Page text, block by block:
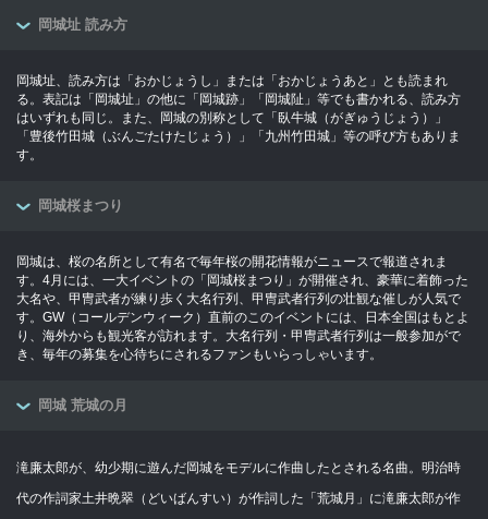
岡城址 読み方
岡城址、読み方は「おかじょうし」または「おかじょうあと」とも読まれ
る。表記は「岡城址」の他に「岡城跡」「岡城阯」等でも書かれる、読み方
はいずれも同じ。また、岡城の別称として「臥牛城（がぎゅうじょう）」
「豊後竹田城（ぶんごたけたじょう）」「九州竹田城」等の呼び方もありま
す。
岡城桜まつり
岡城は、桜の名所として有名で毎年桜の開花情報がニュースで報道されま
す。4月には、一大イベントの「岡城桜まつり」が開催され、豪華に着飾った
大名や、甲冑武者が練り歩く大名行列、甲冑武者行列の壮観な催しが人気で
す。GW（コールデンウィーク）直前のこのイベントには、日本全国はもとよ
り、海外からも観光客が訪れます。大名行列・甲冑武者行列は一般参加がで
き、毎年の募集を心待ちにされるファンもいらっしゃいます。
岡城 荒城の月
滝廉太郎が、幼少期に遊んだ岡城をモデルに作曲したとされる名曲。明治時
代の作詞家土井晩翠（どいばんすい）が作詞した「荒城月」に滝廉太郎が作